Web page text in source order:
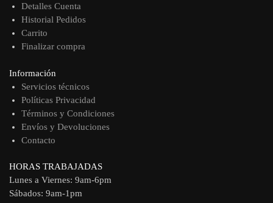
Detalles Cuenta
Historial Pedidos
Carrito
Finalizar compra
Información
Servicios técnicos
Políticas Privacidad
Términos y Condiciones
Envíos y Devoluciones
Contacto
HORAS TRABAJADAS
Lunes a Viernes: 9am-6pm
Sábados: 9am-1pm